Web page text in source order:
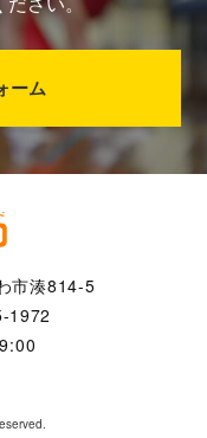
ーム
市湊814-5
1972